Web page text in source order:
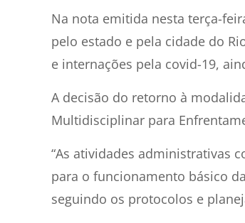
Na nota emitida nesta terça-
pelo estado e pela cidade do
e internações pela covid-19,
A decisão do retorno à
Multidisciplinar para
“As atividades administrativas
para o funcionamento básico
seguindo os protocolos e